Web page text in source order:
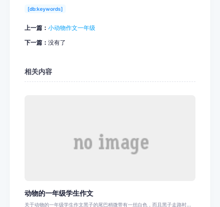
[db:keywords]
上一篇： 小动物作文一年级
下一篇： 没有了
相关内容
动物的一年级学生作文
关于动物的一年级学生作文黑子的尾巴稍微带有一丝白色，而且黑子走路时...